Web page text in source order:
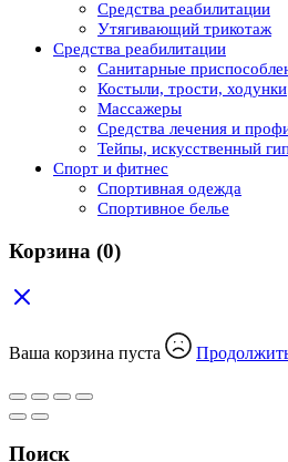
Средства реабилитации
Утягивающий трикотаж
Средства реабилитации
Cанитарные
Костыли, трости, ходунки
Массажеры
Средства лечения и
Тейпы, искусственный
Спорт и фитнес
Спортивная одежда
Спортивное белье
Корзина (0)
Ваша корзина пуста
Поиск